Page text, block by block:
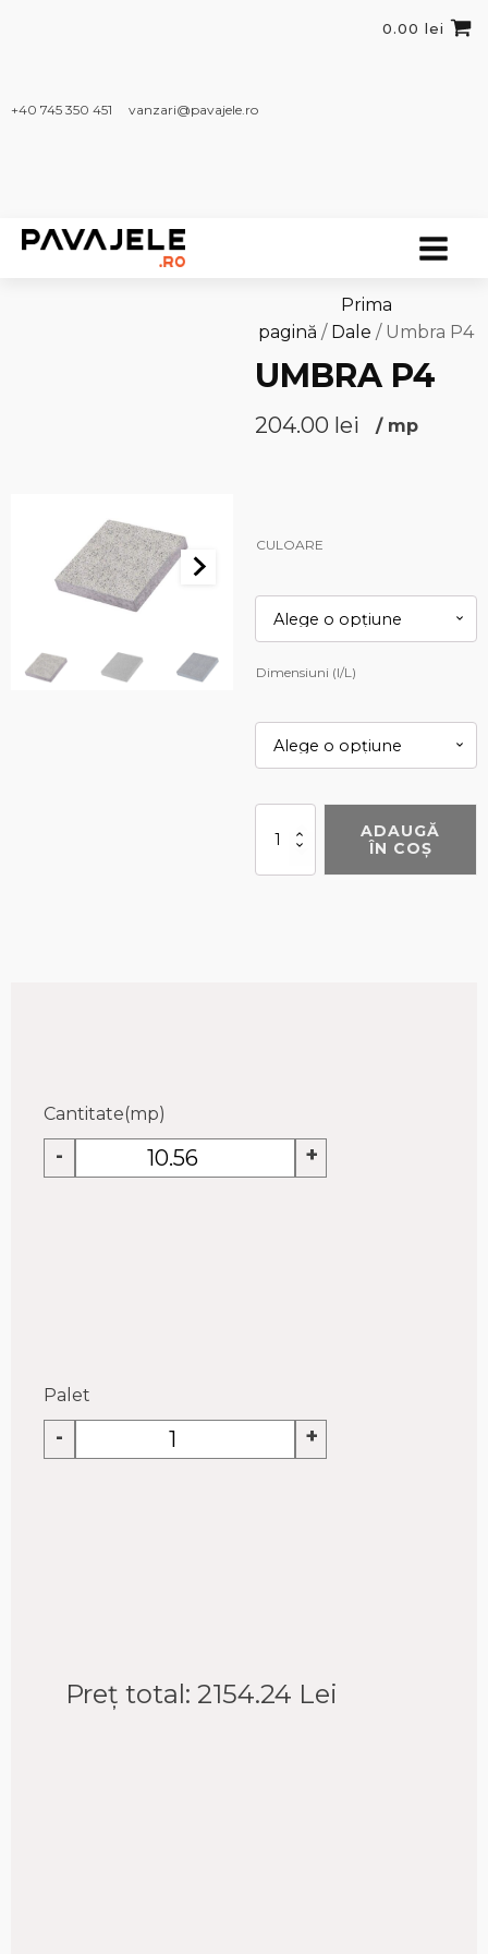
+40 745 350 451​ vanzari@pavajele.ro
0.00 lei
Prima
pagină / Dale / Umbra P4
UMBRA P4
204.00 lei / mp
CULOARE
Dimensiuni (l/L)
Umbra
ADAUGĂ
ÎN COȘ
Cantitate(mp)
- +
Palet
- +
Preț total: 2154.24 Lei